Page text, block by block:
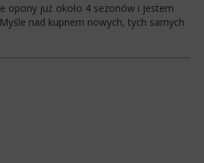
opony już około 4 sezonów i jestem
nad kupnem nowych, tych samych